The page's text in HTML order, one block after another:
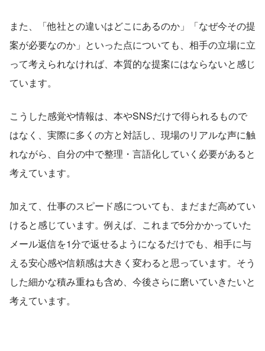
また、「他社との違いはどこにあるのか」「なぜ今その提
案が必要なのか」といった点についても、相手の立場に立
って考えられなければ、本質的な提案にはならないと感じ
ています。
こうした感覚や情報は、本やSNSだけで得られるもので
はなく、実際に多くの方と対話し、現場のリアルな声に触
れながら、自分の中で整理・言語化していく必要があると
考えています。
加えて、仕事のスピード感についても、まだまだ高めてい
けると感じています。例えば、これまで5分かかっていた
メール返信を1分で返せるようになるだけでも、相手に与
える安心感や信頼感は大きく変わると思っています。そう
した細かな積み重ねも含め、今後さらに磨いていきたいと
考えています。